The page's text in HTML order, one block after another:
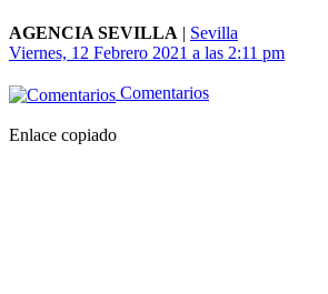
AGENCIA SEVILLA | Sevilla
Viernes, 12 Febrero 2021 a las 2:11 pm
Comentarios
Enlace copiado